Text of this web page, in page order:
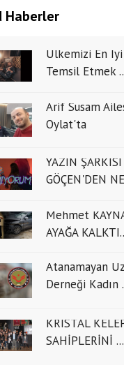
Haberler
Ülkemizi En
Temsil Etmek
Arif Susam
Oylat'ta
YAZIN ŞARKISI
GÖÇEN'DEN
Mehmet
AYAĞA
Atanamayan
Derneği Kadın
KRİSTAL
SAHİPLERİNİ ...